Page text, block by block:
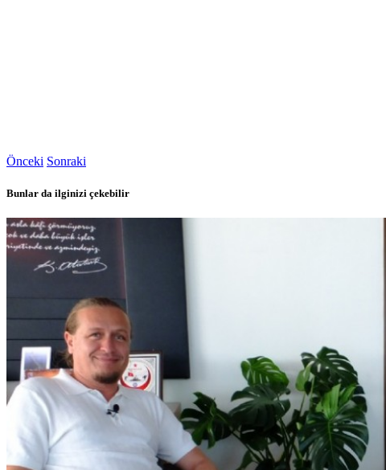
Önceki Sonraki
Bunlar da ilginizi çekebilir